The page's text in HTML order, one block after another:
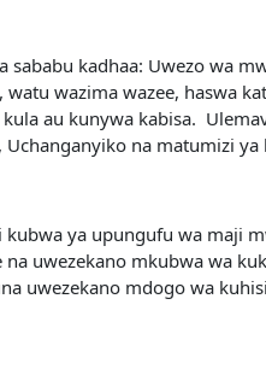
kadhaa: Uwezo wa
wazima wazee, haswa
au kunywa kabisa.
na matumizi ya
kubwa ya upungufu wa maji
uwezekano mkubwa wa
uwezekano mdogo wa